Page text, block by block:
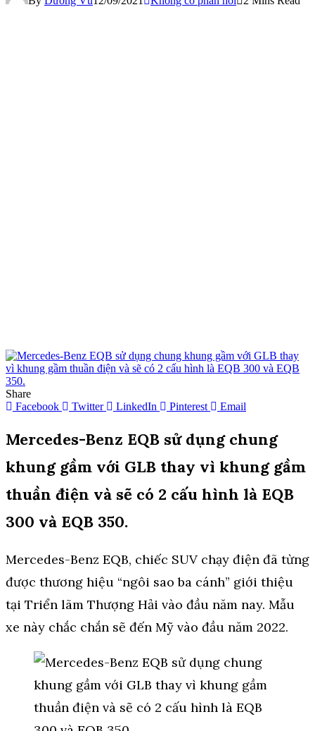
Share
Facebook
Twitter LinkedIn Pinterest Email
Mercedes-Benz EQB sử dụng chung
khung gầm với GLB thay vì khung gầm
thuần điện và sẽ có 2 cấu hình là EQB
300 và EQB 350.
Mercedes-Benz EQB, chiếc SUV chạy điện đã từng
được thương hiệu “ngôi sao ba cánh” giới thiệu
tại Triển lãm Thượng Hải vào đầu năm nay. Mẫu
xe này chắc chắn sẽ đến Mỹ vào đầu năm 2022.